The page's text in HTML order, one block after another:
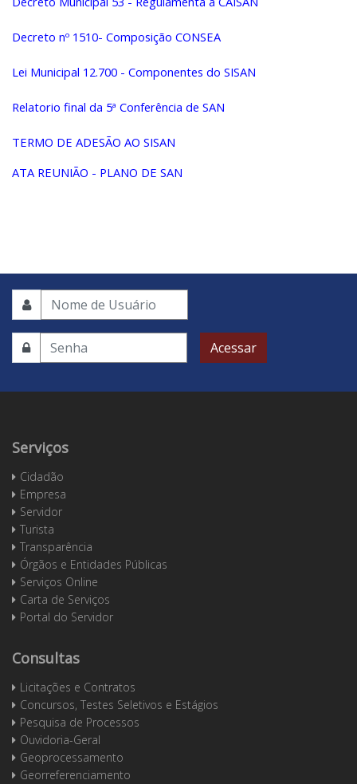
Decreto nº 1510- Composição CONSEA
Lei Municipal 12.700 - Componentes do SISAN
Relatorio final da 5ª Conferência de SAN
TERMO DE ADESÃO AO SISAN
ATA REUNIÃO - PLANO DE SAN
Acessar
Serviços
Cidadão
Empresa
Servidor
Turista
Transparência
Órgãos e Entidades Públicas
Serviços Online
Carta de Serviços
Portal do Servidor
Consultas
Licitações e Contratos
Concursos, Testes Seletivos e Estágios
Pesquisa de Processos
Ouvidoria-Geral
Geoprocessamento
Georreferenciamento